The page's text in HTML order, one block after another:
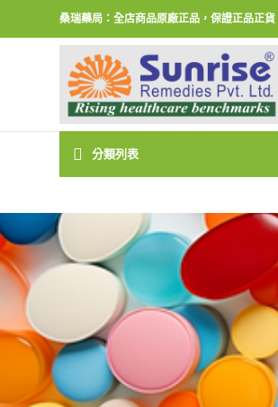
桑瑞藥局：全店商品原廠正品，保證正品正貨
分類列表